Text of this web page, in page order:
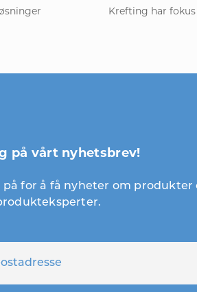
Krefting har
på vårt nyhetsbrev!
på for å få nyheter om produkter